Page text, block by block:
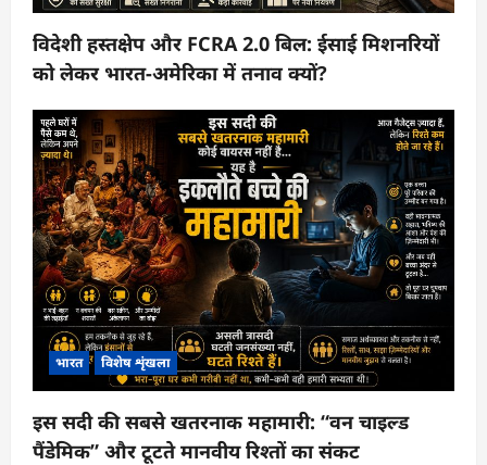
विदेशी हस्तक्षेप और FCRA 2.0 बिल: ईसाई मिशनरियों
को लेकर भारत-अमेरिका में तनाव क्यों?
भारत विशेष शृंखला
इस सदी की सबसे खतरनाक महामारी: “वन चाइल्ड
पैंडेमिक” और टूटते मानवीय रिश्तों का संकट